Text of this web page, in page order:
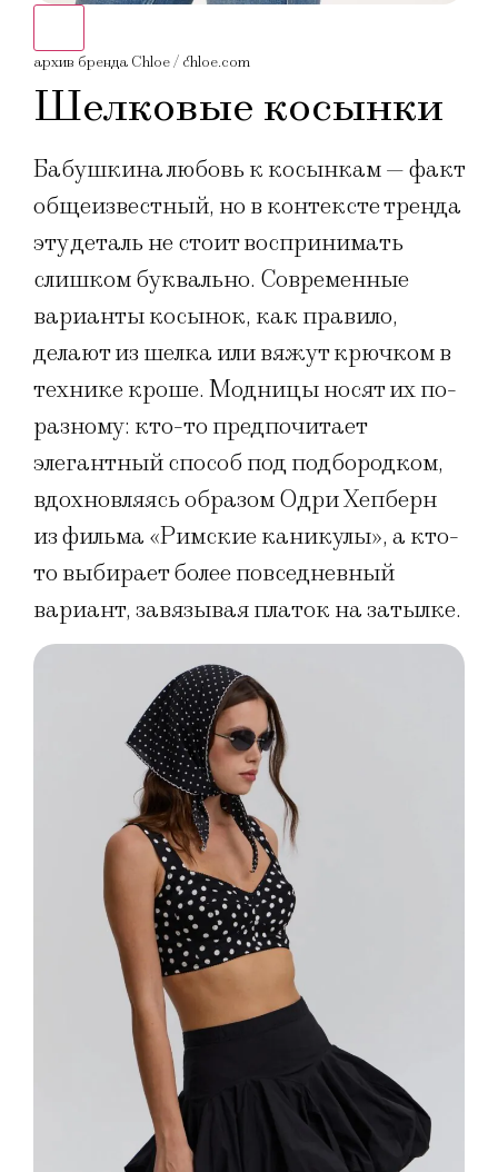
архив бренда Chloe / chloe.com
Шелковые косынки
Бабушкина любовь к косынкам — факт
общеизвестный, но в контексте тренда
эту деталь не стоит воспринимать
слишком буквально. Современные
варианты косынок, как правило,
делают из шелка или вяжут крючком в
технике кроше. Модницы носят их по-
разному: кто-то предпочитает
элегантный способ под подбородком,
вдохновляясь образом Одри Хепберн
из фильма «Римские каникулы», а кто-
то выбирает более повседневный
вариант, завязывая платок на затылке.